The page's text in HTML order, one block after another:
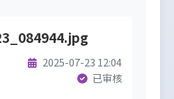
2025-07-23 12:04
已审核